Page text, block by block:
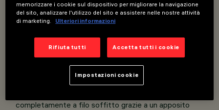
Versione Soft Space: il baffle inferiore con profilo
dolcemente svasato, accoppiato alle finiture White
e Black Transparent illumina uniformemente il
volume del prodotto, mantenendo un'emissione
ottica morbida.
L’apparecchio può essere installato nella versione
completamente a filo soffitto grazie a un apposito
memorizzare i cookie sul dispositivo per migliorare la navigazione
del sito, analizzare l'utilizzo del sito e assistere nelle nostre attività
di marketing.
Ulteriori informazioni
Rifiuta tutti Accetta tutti i cookie
Impostazioni cookie